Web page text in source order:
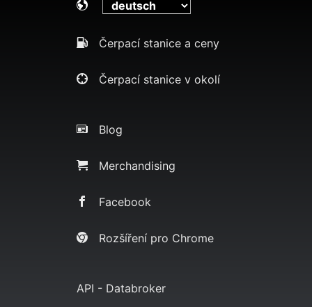
Čerpací stanice a ceny
Čerpací stanice v okolí
Blog
Merchandising
Facebook
Rozšíření pro Chrome
API - Databroker